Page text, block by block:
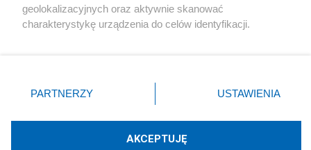
geolokalizacyjnych oraz aktywnie skanować
charakterystykę urządzenia do celów identyfikacji.
zmienić/wycofać klikając przycisk ustawień prywatności
znajdujący się w lewym dolnym rogu strony
rodzaje przetwarzania danych nie wymagają zgody
użytkownika, ale masz prawo sprzeciwić się takiemu
PARTNERZY USTAWIENIA
AKCEPTUJĘ